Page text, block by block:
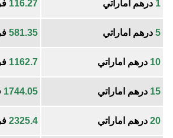
1 درهم اماراتي 116.27
5 درهم اماراتي 581.35
10 درهم اماراتي 1162.7
15 درهم اماراتي 1744.05
20 درهم اماراتي 2325.4